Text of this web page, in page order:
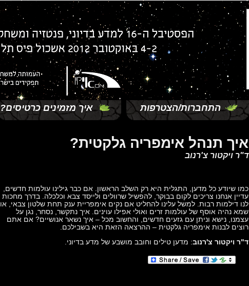
התחברות/הצטרפות איך מזמינים כרטיסים?
איך תנהל אימפריה גלקטית?
ד"ר ויקטור צ'רנוב
כמו שיודע כל מדען, התגלית היא רק השלב הראשון. אם כבר גילינו עולמות חדשים,
עדיין אנחנו צריכים לקום בבוקר, להפשיל שרוולים ולייסד צבא וכלכלה. בדרך מחכות
לנו דילמות רבות. למשל עלינו להחליט אם נקים אימפריית ענק תחת שלטון צבאי, או
שמא נהיה אוסף של עולמות זרים ואולי אפילו עוינים. איך נתקשר, נסחר, נגן על
עצמנו, נישא וניתן עם גזעים חדשים, והחשוב מכל – איך נשאר אנושיים? אם אתם
רוצים לבנות אימפריה גלקטית – ההרצאה הזאת היא בשבילכם.
ד"ר ויקטור צ'רנוב: מדען טילים וחובב מושבע של מדע בדיוני.